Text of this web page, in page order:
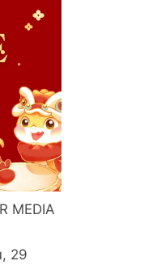
MEDIA
29